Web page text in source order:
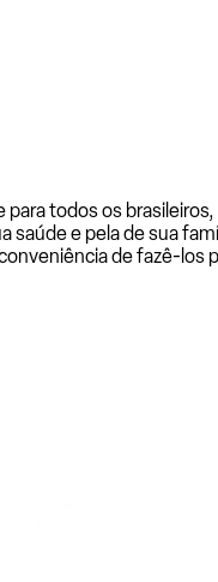
todos os
e pela de sua
de fazê-